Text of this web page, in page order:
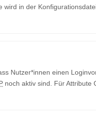
wird in der
Nutzer*innen einen
noch aktiv sind. Für Attribute